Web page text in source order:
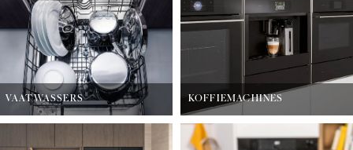
VAATWASSERS KOFFIEMACHINES